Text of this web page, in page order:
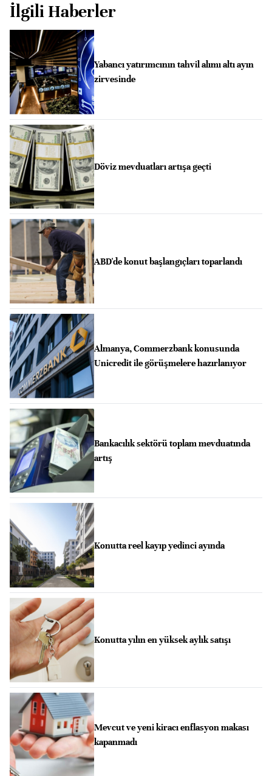
İlgili Haberler
Yabancı yatırımcının tahvil alımı altı ayın
zirvesinde
Döviz mevduatları artışa geçti
ABD'de konut başlangıçları toparlandı
Almanya, Commerzbank konusunda
Unicredit ile görüşmelere hazırlanıyor
Bankacılık sektörü toplam mevduatında
artış
Konutta reel kayıp yedinci ayında
Konutta yılın en yüksek aylık satışı
Mevcut ve yeni kiracı enflasyon makası
kapanmadı